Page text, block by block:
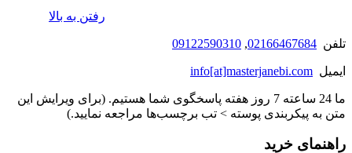
رفتن به بالا
تلفن 02166467684
,
09122590310
ایمیل info[at]masterjanebi.com
ما 24 ساعته 7 روز هفته پاسخگوی شما هستیم. (برای ویرایش این
متن به پیکربندی پوسته > تب برچسب‌ها مراجعه نمایید.)
راهنمای خرید